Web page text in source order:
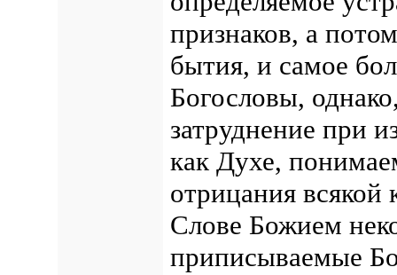
признаков, а
бытия, и самое
Богословы,
затруднение при
как Духе,
отрицания всякой
Слове Божием
приписываемые